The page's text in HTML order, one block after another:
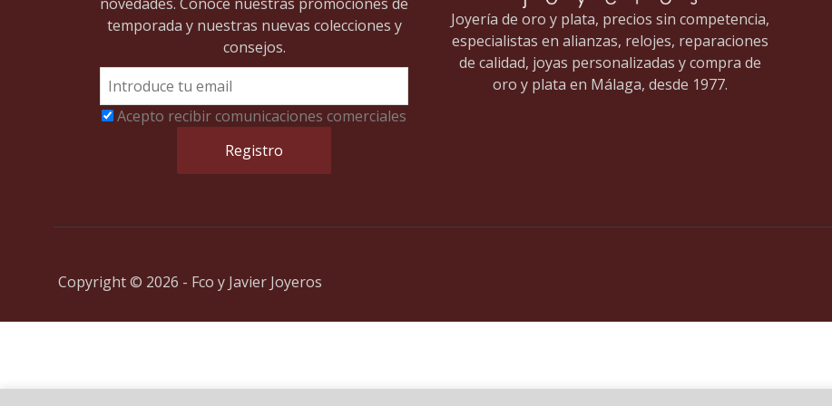
temporada y nuestras nuevas colecciones y
consejos.
Acepto recibir comunicaciones comerciales
Joyería de oro y plata, precios sin competencia,
especialistas en alianzas, relojes, reparaciones
de calidad, joyas personalizadas y compra de
oro y plata en Málaga, desde 1977.
Copyright © 2026 - Fco y Javier Joyeros